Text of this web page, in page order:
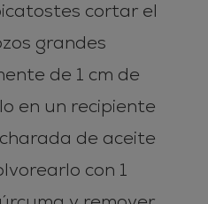
cortar el
grandes
de 1 cm de
en un recipiente
de aceite
con 1